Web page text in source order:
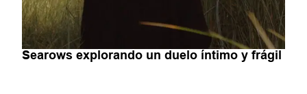
Searows explorando un duelo íntimo y frágil